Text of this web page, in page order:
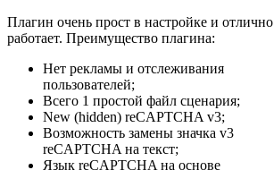
Плагин очень прост в настройке и отлично
работает. Преимущество плагина:
Нет рекламы и отслеживания
пользователей;
Всего 1 простой файл сценария;
New (hidden) reCAPTCHA v3;
Возможность замены значка v3
reCAPTCHA на текст;
Язык reCAPTCHA на основе